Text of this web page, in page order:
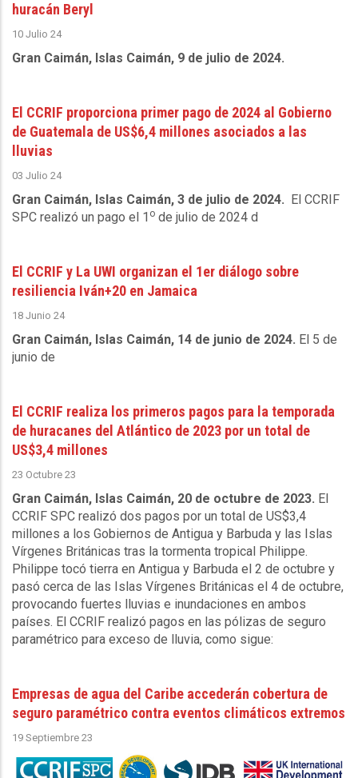
huracán Beryl
10 Julio 24
Gran Caimán, Islas Caimán, 9 de julio de 2024.
El CCRIF proporciona primer pago de 2024 al Gobierno
de Guatemala de US$6,4 millones asociados a las
lluvias
03 Julio 24
Gran Caimán, Islas Caimán, 3 de julio de 2024. El CCRIF
SPC realizó un pago el 1 o de julio de 2024 d
El CCRIF y La UWI organizan el 1er diálogo sobre
resiliencia Iván+20 en Jamaica
18 Junio 24
Gran Caimán, Islas Caimán, 14 de junio de 2024. El 5 de
junio de
El CCRIF realiza los primeros pagos para la temporada
de huracanes del Atlántico de 2023 por un total de
US$3,4 millones
23 Octubre 23
Gran Caimán, Islas Caimán, 20 de octubre de 2023. El
CCRIF SPC realizó dos pagos por un total de US$3,4
millones a los Gobiernos de Antigua y Barbuda y las Islas
Vírgenes Británicas tras la tormenta tropical Philippe.
Philippe tocó tierra en Antigua y Barbuda el 2 de octubre y
pasó cerca de las Islas Vírgenes Británicas el 4 de octubre,
provocando fuertes lluvias e inundaciones en ambos
países. El CCRIF realizó pagos en las pólizas de seguro
paramétrico para exceso de lluvia, como sigue:
Empresas de agua del Caribe accederán cobertura de
seguro paramétrico contra eventos climáticos extremos
19 Septiembre 23